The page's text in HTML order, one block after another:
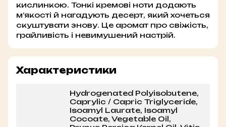
кислинкою. Тонкі кремові ноти додають
м’якості й нагадують десерт, який хочеться
скуштувати знову. Це аромат про свіжість,
грайливість і невимушений настрій.
Характеристики
Hydrogenated Polyisobutene,
Caprylic / Capric Triglyceride,
Isoamyl Laurate, Isoamyl
Cocoate, Vegetable Oil,